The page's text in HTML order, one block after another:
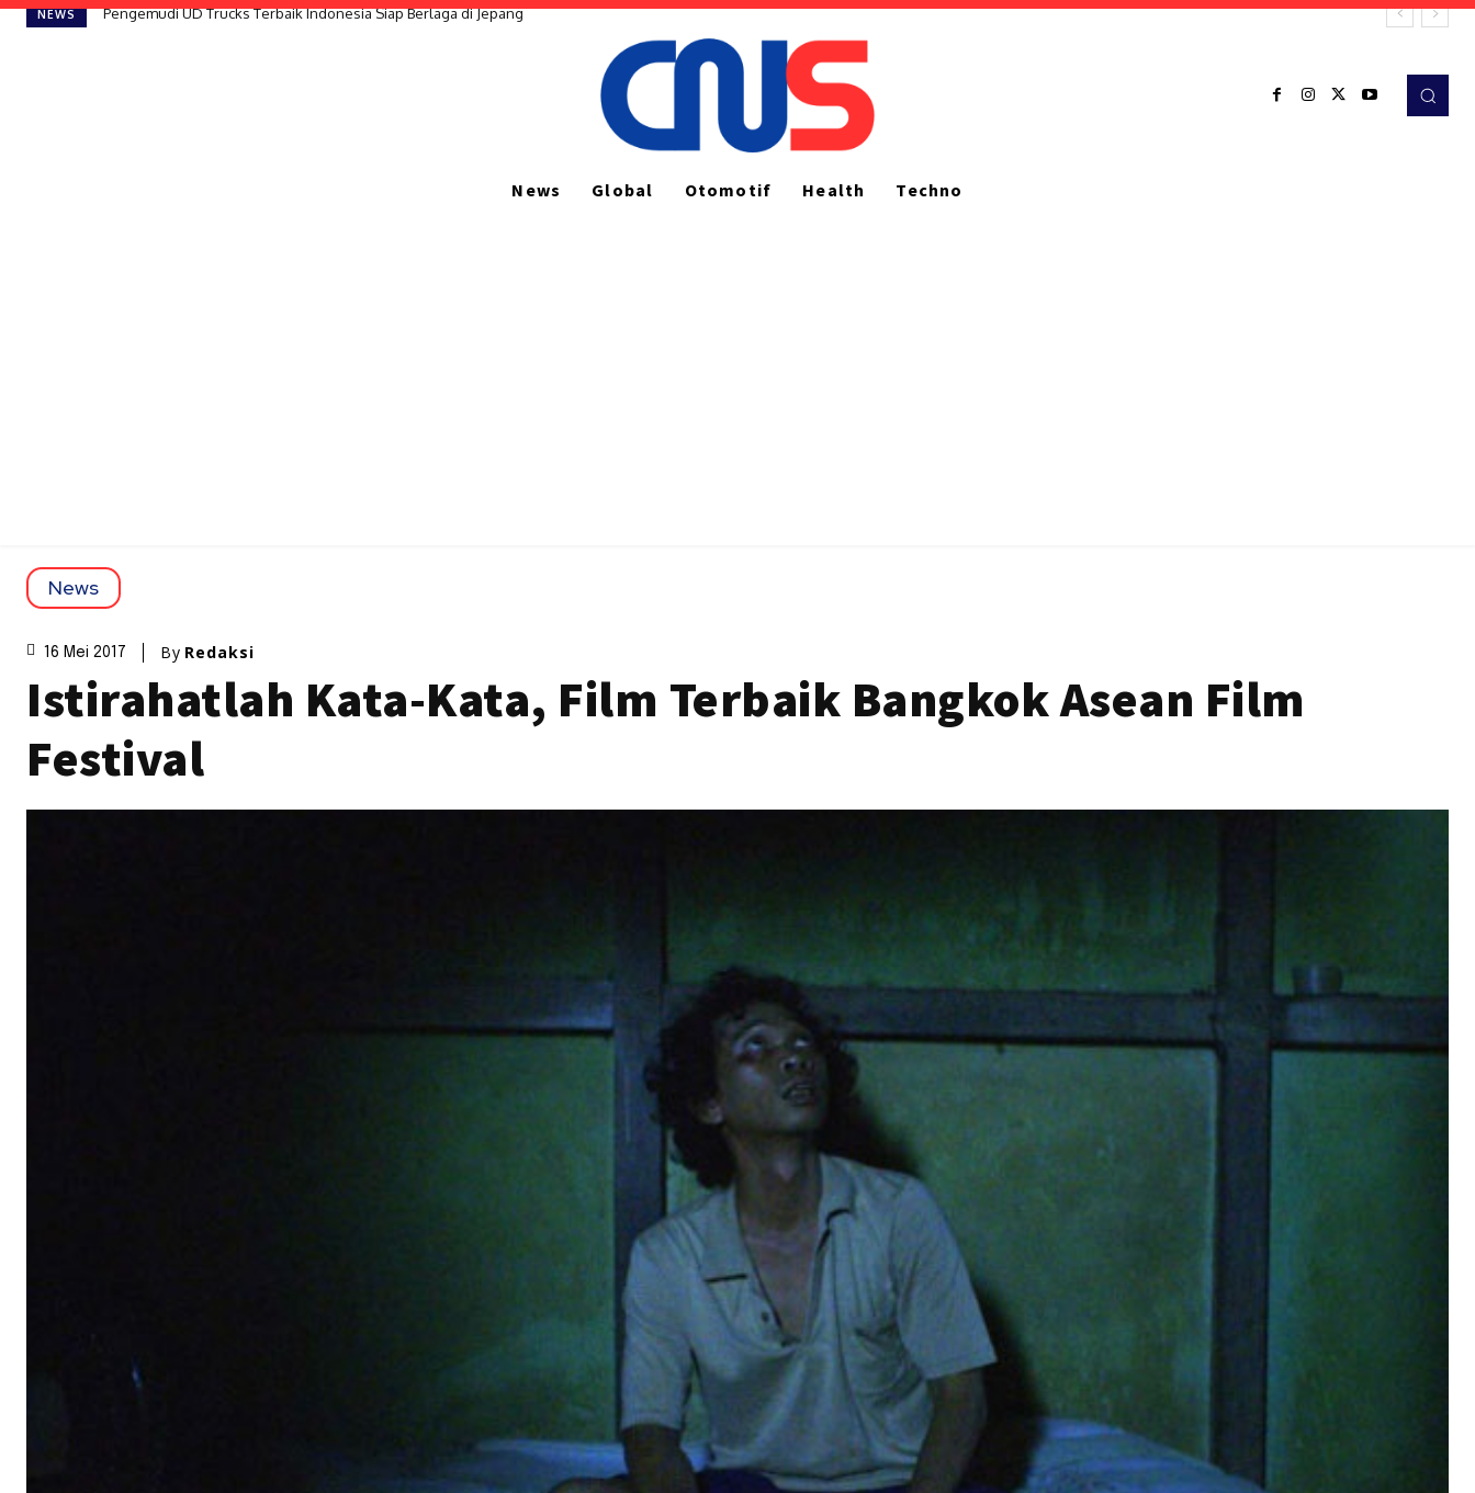
NEWS Pengemudi UD Trucks Terbaik Indonesia Siap Berlaga di Jepang
Bosch: Mobil Masa Depan Bisa Bantu Cegah Kecelakaan
News Global Otomotif Health Techno
News
16 Mei 2017 By Redaksi
Istirahatlah Kata-Kata, Film Terbaik Bangkok Asean Film
Festival